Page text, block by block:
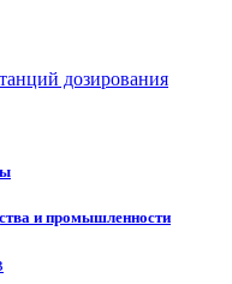
дозирования
и промышленности